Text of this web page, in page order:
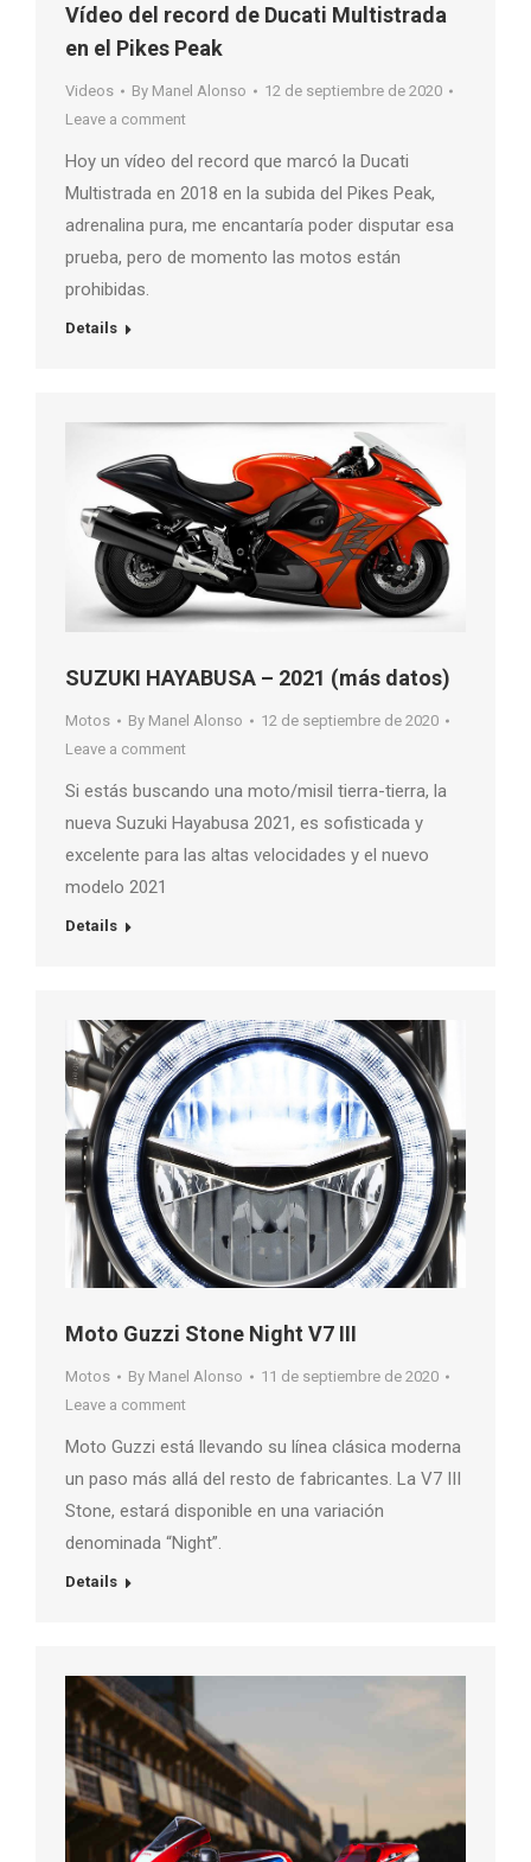
Vídeo del record de Ducati Multistrada
en el Pikes Peak
Videos By Manel Alonso
12 de septiembre de 2020
Leave a comment
Hoy un vídeo del record que marcó la Ducati
Multistrada en 2018 en la subida del Pikes Peak,
adrenalina pura, me encantaría poder disputar esa
prueba, pero de momento las motos están
prohibidas.
Details
SUZUKI HAYABUSA – 2021 (más datos)
Motos By Manel Alonso
12 de septiembre de 2020
Leave a comment
Si estás buscando una moto/misil tierra-tierra, la
nueva Suzuki Hayabusa 2021, es sofisticada y
excelente para las altas velocidades y el nuevo
modelo 2021
Details
Moto Guzzi Stone Night V7 III
Motos By Manel Alonso
11 de septiembre de 2020
Leave a comment
Moto Guzzi está llevando su línea clásica moderna
un paso más allá del resto de fabricantes. La V7 III
Stone, estará disponible en una variación
denominada “Night”.
Details